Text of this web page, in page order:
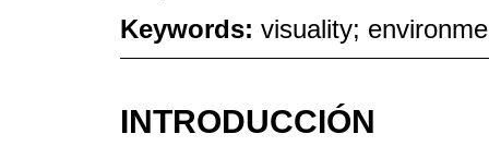
Keywords: visuality;
INTRODUCCIÓN